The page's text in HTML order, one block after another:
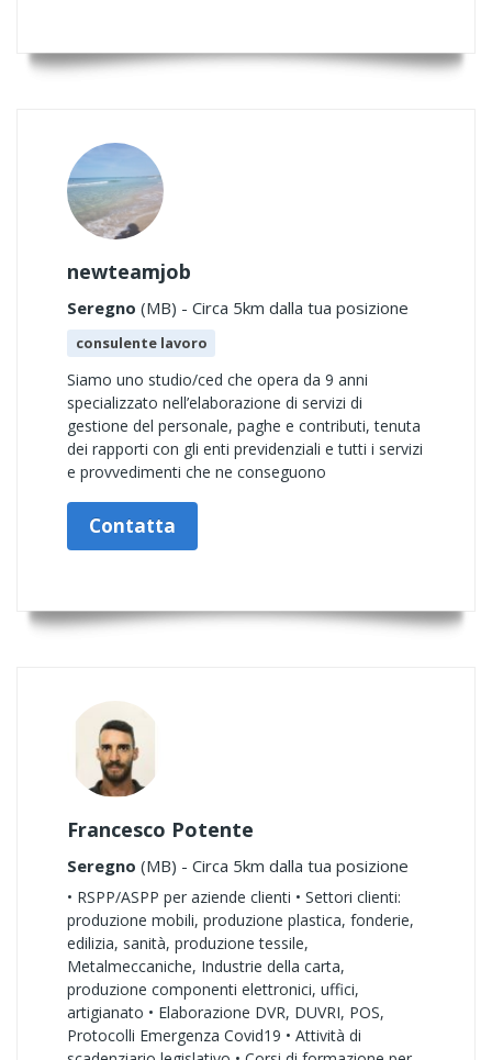
newteamjob
Seregno (MB) - Circa 5km dalla tua posizione
consulente lavoro
Siamo uno studio/ced che opera da 9 anni
specializzato nell’elaborazione di servizi di
gestione del personale, paghe e contributi, tenuta
dei rapporti con gli enti previdenziali e tutti i servizi
e provvedimenti che ne conseguono
Contatta
Francesco Potente
Seregno (MB) - Circa 5km dalla tua posizione
• RSPP/ASPP per aziende clienti • Settori clienti:
produzione mobili, produzione plastica, fonderie,
edilizia, sanità, produzione tessile,
Metalmeccaniche, Industrie della carta,
produzione componenti elettronici, uffici,
artigianato • Elaborazione DVR, DUVRI, POS,
Protocolli Emergenza Covid19 • Attività di